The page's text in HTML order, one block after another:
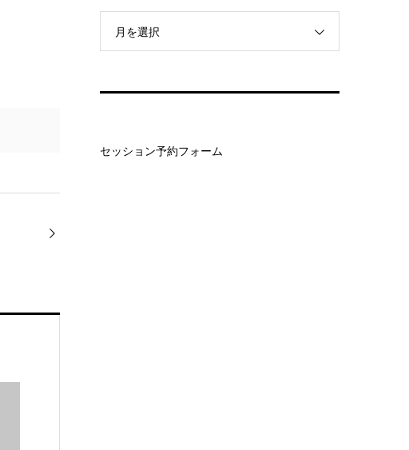
月を選択
セッション予約フォーム